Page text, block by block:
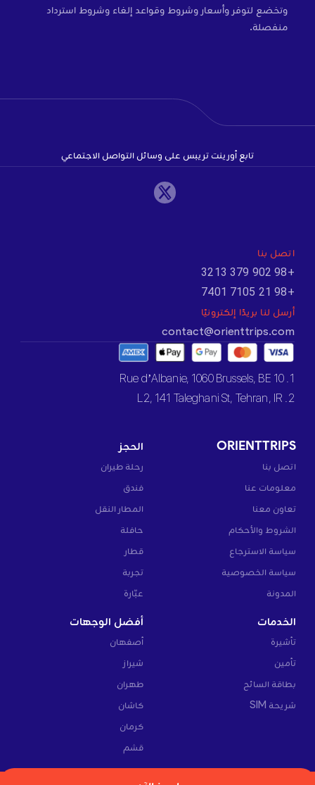
وتخضع لتوفر وأسعار وشروط وقواعد إلغاء وشروط استرداد
منفصلة.
تابع أورينت تريبس على وسائل التواصل الاجتماعي
اتصل بنا
+98 902 379 3213
+98 21 7105 7401
أرسل لنا بريدًا إلكترونيًا
contact@orienttrips.com
1. 10 Rue d’Albanie, 1060 Brussels, BE
2. L2, 141 Taleghani St, Tehran, IR
ORIENTTRIPS
اتصل بنا
معلومات عنا
تعاون معنا
الشروط والأحكام
سياسة الاسترجاع
سياسة الخصوصية
المدونة
الحجز
رحلة طيران
فندق
المطار النقل
حافلة
قطار
تجربة
عبّارة
الخدمات
تأشيرة
تأمين
بطاقة السائح
شريحة SIM
أفضل الوجهات
أصفهان
شيراز
طهران
كاشان
كرمان
قشم